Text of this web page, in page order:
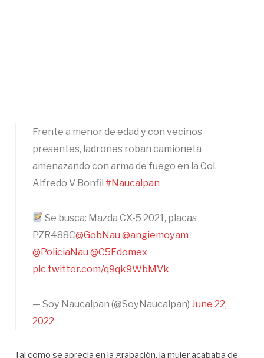
Frente a menor de edad y con vecinos
presentes, ladrones roban camioneta
amenazando con arma de fuego en la Col.
Alfredo V Bonfil #Naucalpan
Se busca: Mazda CX-5 2021, placas
PZR488C@GobNau @angiemoyam
@PoliciaNau @C5Edomex
pic.twitter.com/q9qk9WbMVk
— Soy Naucalpan (@SoyNaucalpan) June 22,
2022
Tal como se aprecia en la grabación, la mujer acababa de